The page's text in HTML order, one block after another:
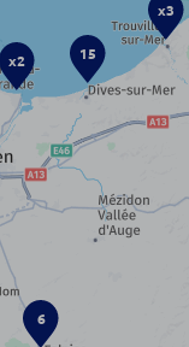
6
15
x3
x2